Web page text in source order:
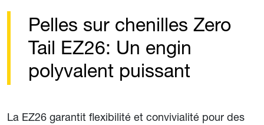
Pelles sur chenilles Zero
Tail EZ26: Un engin
polyvalent puissant
La EZ26 garantit flexibilité et convivialité pour des